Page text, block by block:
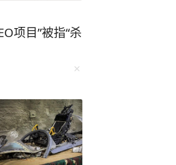
项目”被指“杀